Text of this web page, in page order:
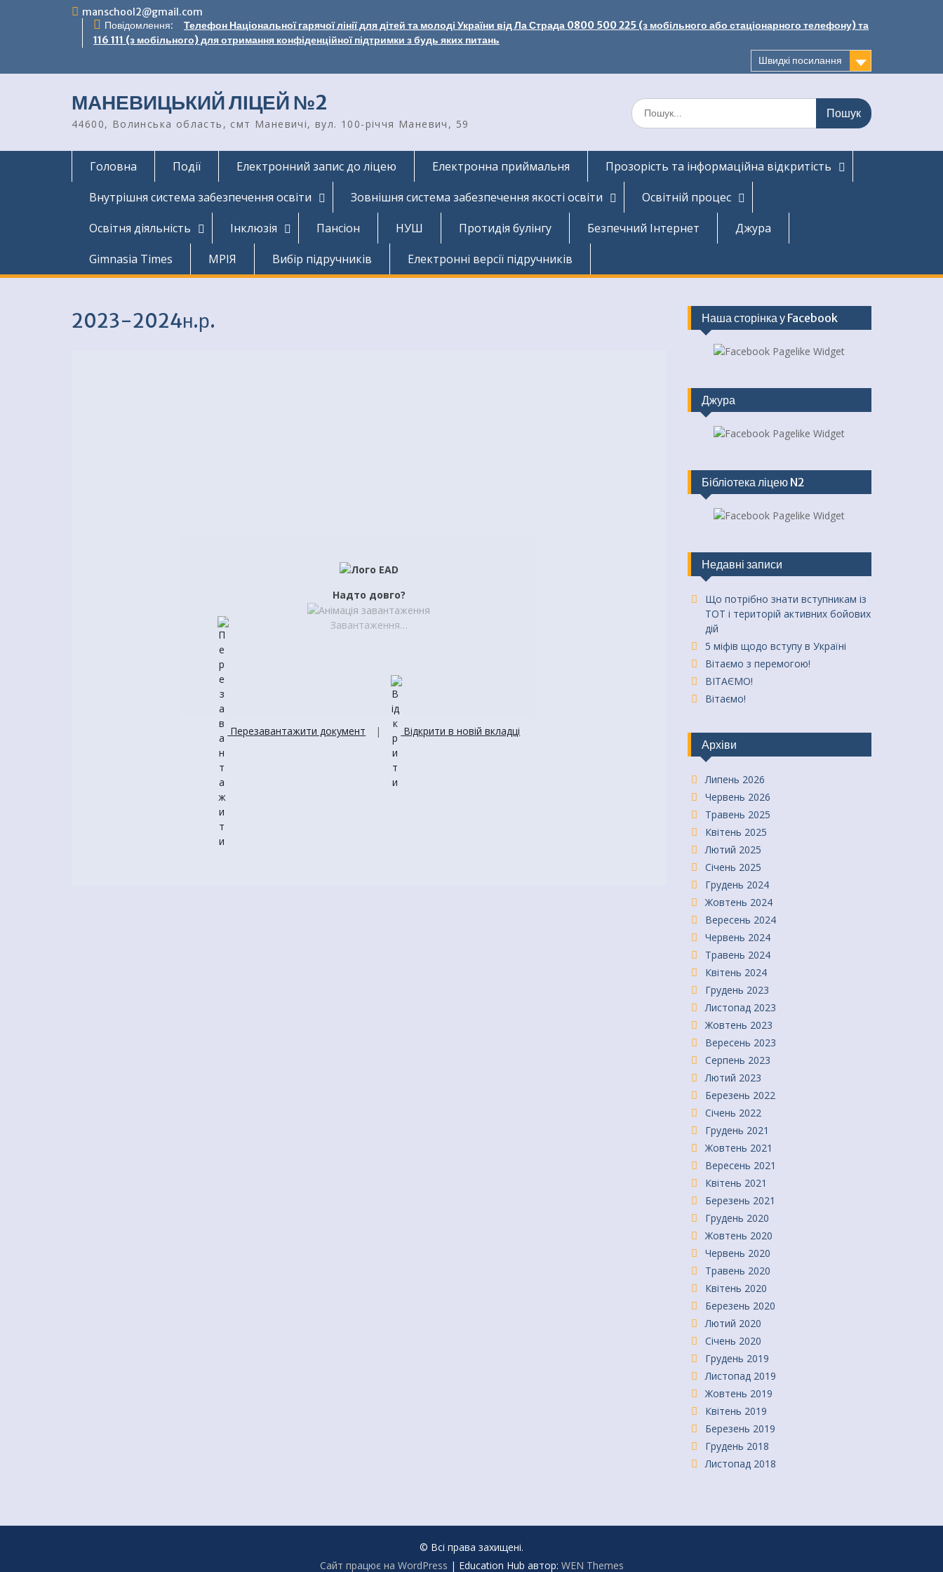
manschool2@gmail.com
Повідомлення:
Телефон Національної гарячої лінії для дітей та молоді України від Ла Страда 0800 500 225 (з мобільного або стаціонарного телефону) та
116 111 (з мобільного) для отримання конфіденційної підтримки з будь яких питань
Швидкі посилання
МАНЕВИЦЬКИЙ ЛІЦЕЙ №2
44600, Волинська область, смт Маневичі, вул. 100-річчя Маневич, 59
Шукати:
Головна Події Електронний запис до ліцею Електронна приймальня
Прозорість та інформаційна відкритість
Внутрішня система забезпечення освіти
Зовнішня система забезпечення якості освіти
Освітній процес
Освітня діяльність
Інклюзія Пансіон НУШ Протидія булінгу Безпечний Інтернет
Джура
Gimnasia Times
МРІЯ Вибір підручників Електронні версії підручників
2023-2024н.р.
Завантаження…
Надто довго?
Перезавантажити документ | Відкрити в новій вкладці
Наша сторінка у Facebook
Джура
Бібліотека ліцею N2
Недавні записи
Що потрібно знати вступникам із
ТОТ і територій активних бойових
дій
5 міфів щодо вступу в Україні
Вітаємо з перемогою!
ВІТАЄМО!
Вітаємо!
Архіви
Липень 2026
Червень 2026
Травень 2025
Квітень 2025
Лютий 2025
Січень 2025
Грудень 2024
Жовтень 2024
Вересень 2024
Червень 2024
Травень 2024
Квітень 2024
Грудень 2023
Листопад 2023
Жовтень 2023
Вересень 2023
Серпень 2023
Лютий 2023
Березень 2022
Січень 2022
Грудень 2021
Жовтень 2021
Вересень 2021
Квітень 2021
Березень 2021
Грудень 2020
Жовтень 2020
Червень 2020
Травень 2020
Квітень 2020
Березень 2020
Лютий 2020
Січень 2020
Грудень 2019
Листопад 2019
Жовтень 2019
Квітень 2019
Березень 2019
Грудень 2018
Листопад 2018
© Всі права захищені.
Сайт працює на WordPress | Education Hub автор: WEN Themes